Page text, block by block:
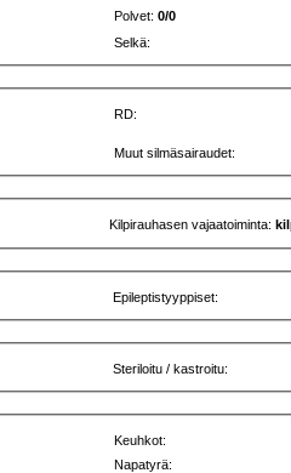
Polvet:0/0
Selkä:
RD:
Muut silmäsairaudet:
Kilpirauhasen vajaatoiminta:
Epileptistyyppiset:
Steriloitu / kastroitu:
Keuhkot:
Napatyrä: